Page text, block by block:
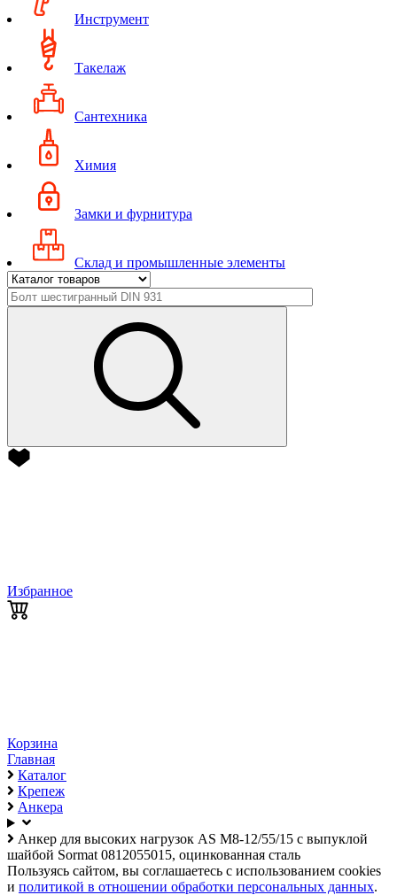
Инструмент
Такелаж
Сантехника
Химия
Замки и фурнитура
Склад и промышленные элементы
Избранное
Корзина
Главная
Каталог
Крепеж
Анкера
Анкер для высоких нагрузок AS М8-12/55/15 с выпуклой
шайбой Sormat 0812055015, оцинкованная сталь
Пользуясь сайтом, вы соглашаетесь с использованием cookies
и политикой в отношении обработки персональных данных.